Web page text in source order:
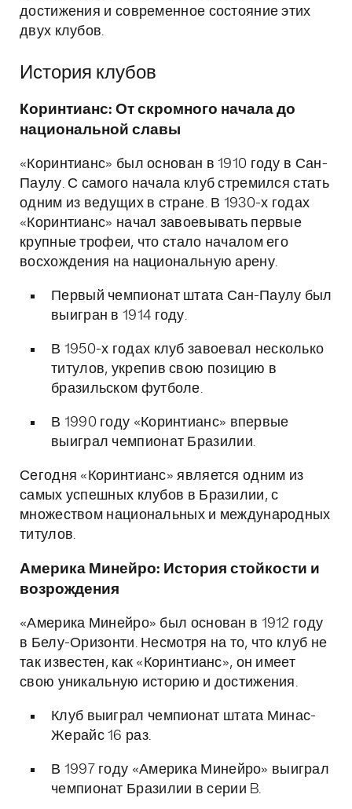
достижения и современное состояние этих
двух клубов.
История клубов
Коринтианс: От скромного начала до
национальной славы
«Коринтианс» был основан в 1910 году в Сан-
Паулу. С самого начала клуб стремился стать
одним из ведущих в стране. В 1930-х годах
«Коринтианс» начал завоевывать первые
крупные трофеи, что стало началом его
восхождения на национальную арену.
Первый чемпионат штата Сан-Паулу был
выигран в 1914 году.
В 1950-х годах клуб завоевал несколько
титулов, укрепив свою позицию в
бразильском футболе.
В 1990 году «Коринтианс» впервые
выиграл чемпионат Бразилии.
Сегодня «Коринтианс» является одним из
самых успешных клубов в Бразилии, с
множеством национальных и международных
титулов.
Америка Минейро: История стойкости и
возрождения
«Америка Минейро» был основан в 1912 году
в Белу-Оризонти. Несмотря на то, что клуб не
так известен, как «Коринтианс», он имеет
свою уникальную историю и достижения.
Клуб выиграл чемпионат штата Минас-
Жерайс 16 раз.
В 1997 году «Америка Минейро» выиграл
чемпионат Бразилии в серии B.